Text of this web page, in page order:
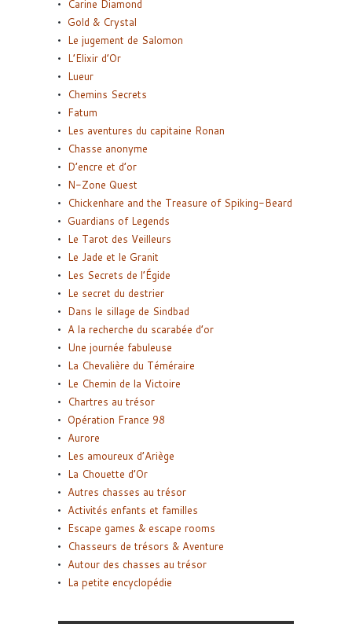
Carine Diamond
Gold & Crystal
Le jugement de Salomon
L’Elixir d’Or
Lueur
Chemins Secrets
Fatum
Les aventures du capitaine Ronan
Chasse anonyme
D’encre et d’or
N-Zone Quest
Chickenhare and the Treasure of Spiking-Beard
Guardians of Legends
Le Tarot des Veilleurs
Le Jade et le Granit
Les Secrets de l’Égide
Le secret du destrier
Dans le sillage de Sindbad
A la recherche du scarabée d’or
Une journée fabuleuse
La Chevalière du Téméraire
Le Chemin de la Victoire
Chartres au trésor
Opération France 98
Aurore
Les amoureux d’Ariège
La Chouette d’Or
Autres chasses au trésor
Activités enfants et familles
Escape games & escape rooms
Chasseurs de trésors & Aventure
Autour des chasses au trésor
La petite encyclopédie